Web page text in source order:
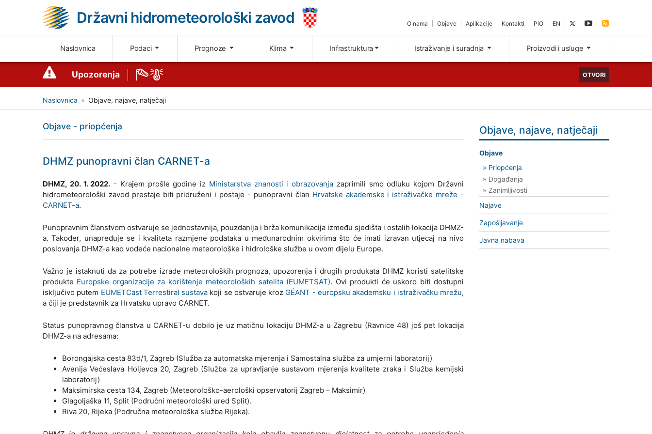
Državni hidrometeorološki zavod O nama Objave Aplikacije Kontakti PiO EN
Naslovnica Podaci Prognoze Klima Infrastruktura Istraživanje i suradnja Proizvodi i usluge
Upozorenja OTVORI
Naslovnica Objave, najave, natječaji
Objave - priopćenja
DHMZ punopravni član CARNET-a
DHMZ, 20. 1. 2022. - Krajem prošle godine iz Ministarstva znanosti i obrazovanja zaprimili smo odluku kojom Državni
hidrometeorološki zavod prestaje biti pridruženi i postaje - punopravni član Hrvatske akademske i istraživačke mreže -
CARNET-a.
Punopravnim članstvom ostvaruje se jednostavnija, pouzdanija i brža komunikacija između sjedišta i ostalih lokacija DHMZ-
a. Također, unapređuje se i kvaliteta razmjene podataka u međunarodnim okvirima što će imati izravan utjecaj na nivo
poslovanja DHMZ-a kao vodeće nacionalne meteorološke i hidrološke službe u ovom dijelu Europe.
Važno je istaknuti da za potrebe izrade meteoroloških prognoza, upozorenja i drugih produkata DHMZ koristi satelitske
produkte Europske organizacije za korištenje meteoroloških satelita (EUMETSAT). Ovi produkti će uskoro biti dostupni
isključivo putem EUMETCast Terrestiral sustava koji se ostvaruje kroz GÉANT - europsku akademsku i istraživačku mrežu,
a čiji je predstavnik za Hrvatsku upravo CARNET.
Status punopravnog članstva u CARNET-u dobilo je uz matičnu lokaciju DHMZ-a u Zagrebu (Ravnice 48) još pet lokacija
DHMZ-a na adresama:
Borongajska cesta 83d/1, Zagreb (Služba za automatska mjerenja i Samostalna služba za umjerni laboratorij)
Avenija Većeslava Holjevca 20, Zagreb (Služba za upravljanje sustavom mjerenja kvalitete zraka i Služba kemijski
laboratorij)
Maksimirska cesta 134, Zagreb (Meteorološko-aerološki opservatorij Zagreb – Maksimir)
Glagoljaška 11, Split (Područni meteorološki ured Split).
Riva 20, Rijeka (Područna meteorološka služba Rijeka).
Objave, najave, natječaji
Objave
» Priopćenja
» Događanja
» Zanimljivosti
Najave
Zapošljavanje
Javna nabava